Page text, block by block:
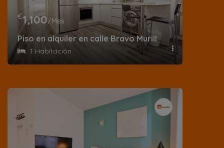
€1,100/Mes
Piso en alquiler en calle Bravo Murillo
1 Habitación